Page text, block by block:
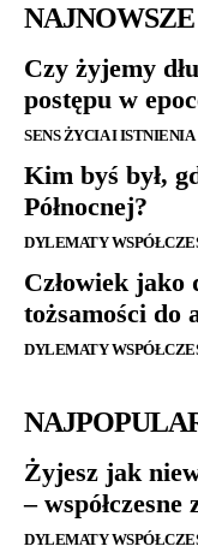
Czy żyjemy
postępu w
SENS ŻYCIA I ISTNIENIA
Kim byś był,
Północnej?
DYLEMATY
Człowiek jako
tożsamości do
DYLEMATY
Żyjesz jak
–
DYLEMATY